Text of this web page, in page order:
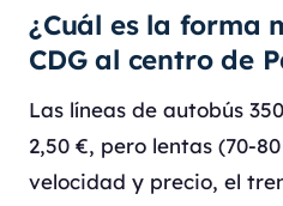
¿Cuál es la forma
CDG al centro de
Las líneas de autobús
2,50 €, pero lentas (70-
velocidad y precio, el